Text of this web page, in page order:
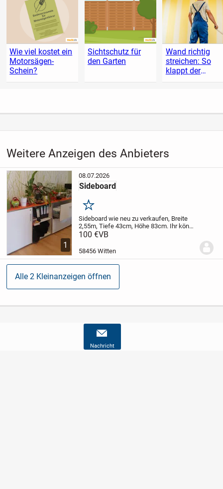
Wie viel kostet ein
Motorsägen-
Schein?
Sichtschutz für
den Garten
Wand richtig
streichen: So
klappt der
Anstrich
Nachricht
Weitere Anzeigen des Anbieters
1
08.07.2026
Sideboard
Merken
Sideboard wie neu zu verkaufen, Breite
2,55m, Tiefe 43cm, Höhe 83cm. Ihr könnt
es in Witten Herbede abholen.
100 €VB
58456 Witten
Alle 2 Kleinanzeigen öffnen